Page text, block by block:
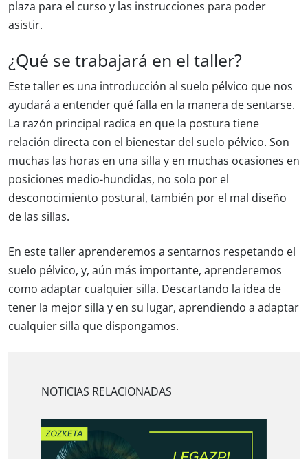
plaza para el curso y las instrucciones para poder
asistir.
¿Qué se trabajará en el taller?
Este taller es una introducción al suelo pélvico que nos
ayudará a entender qué falla en la manera de sentarse.
La razón principal radica en que la postura tiene
relación directa con el bienestar del suelo pélvico. Son
muchas las horas en una silla y en muchas ocasiones en
posiciones medio-hundidas, no solo por el
desconocimiento postural, también por el mal diseño
de las sillas.
En este taller aprenderemos a sentarnos respetando el
suelo pélvico, y, aún más importante, aprenderemos
como adaptar cualquier silla. Descartando la idea de
tener la mejor silla y en su lugar, aprendiendo a adaptar
cualquier silla que dispongamos.
NOTICIAS RELACIONADAS